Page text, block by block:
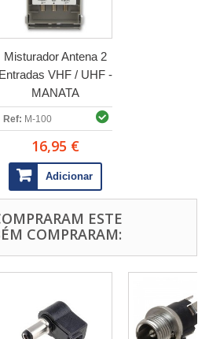
Misturador Antena 2
Entradas VHF / UHF -
MANATA
Ref: M-100
16,95 €
Adicionar
ESTE
COMPRARAM: